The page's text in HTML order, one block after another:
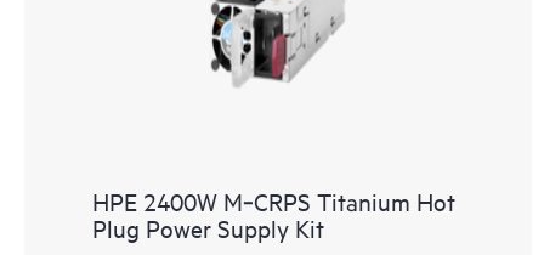
HPE 2400W M‑CRPS Titanium Hot
Plug Power Supply Kit